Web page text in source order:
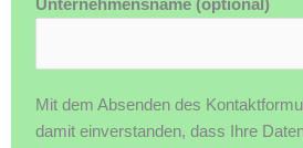
Unternehmensname (optional)
Mit dem Absenden des
damit einverstanden, dass Ihre